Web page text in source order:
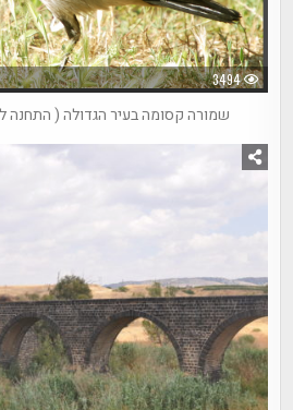
3494
שמורה קסומה בעיר הגדולה ( התחנה